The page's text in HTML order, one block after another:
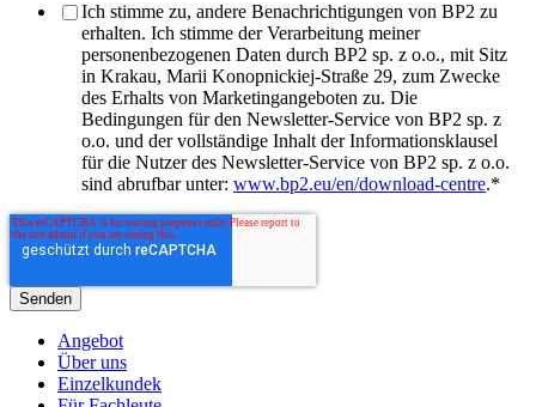
Ich stimme zu, andere Benachrichtigungen von BP2 zu
erhalten. Ich stimme der Verarbeitung meiner
personenbezogenen Daten durch BP2 sp. z o.o., mit Sitz
in Krakau, Marii Konopnickiej-Straße 29, zum Zwecke
des Erhalts von Marketingangeboten zu. Die
Bedingungen für den Newsletter-Service von BP2 sp. z
o.o. und der vollständige Inhalt der Informationsklausel
für die Nutzer des Newsletter-Service von BP2 sp. z o.o.
sind abrufbar unter: www.bp2.eu/en/download-centre.*
Angebot
Über uns
Einzelkundek